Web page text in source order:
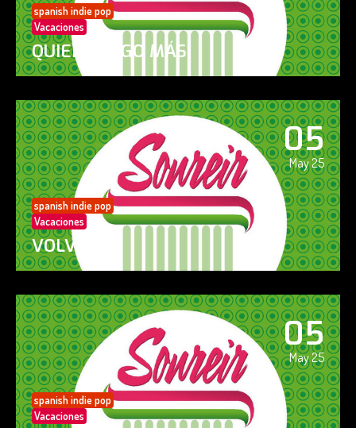
spanish indie pop
Vacaciones
QUIERO ALGO MÁS
05
May 25
spanish indie pop
Vacaciones
VOLVERÁS
05
May 25
spanish indie pop
Vacaciones